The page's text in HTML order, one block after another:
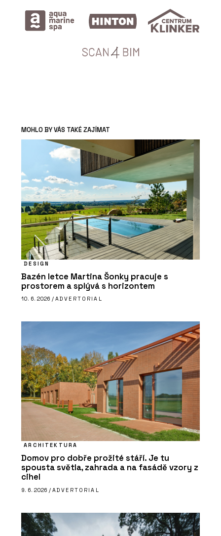
MOHLO BY VÁS TAKÉ ZAJÍMAT
DESIGN
Bazén letce Martina Šonky pracuje s
prostorem a splývá s horizontem
10. 6. 2026 / ADVERTORIAL
ARCHITEKTURA
Domov pro dobře prožité stáří. Je tu
spousta světla, zahrada a na fasádě vzory z
cihel
9. 6. 2026 / ADVERTORIAL